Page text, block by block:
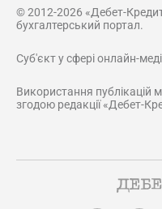
© 2012-2026 «Дебет-
бухгалтерський портал.
Суб'єкт у сфері онлайн-
Використання
згодою редакції «Дебет-